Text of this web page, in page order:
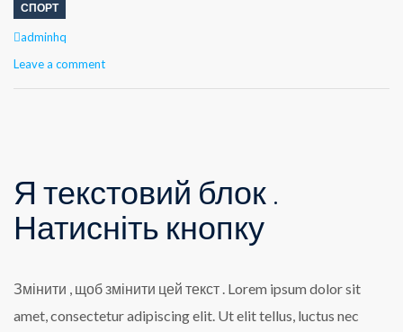
СПОРТ
Author
adminhq
Leave a comment
Я текстовий блок .
Натисніть кнопку
Змінити , щоб змінити цей текст . Lorem ipsum dolor sit
amet, consectetur adipiscing elit. Ut elit tellus, luctus nec